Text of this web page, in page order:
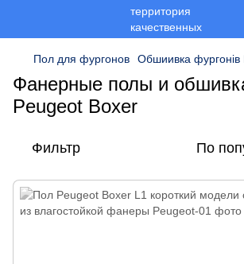
Пол для фургонов Обшиивка фургонів
Фанерные полы и
Peugeot Boxer
Фильтр По